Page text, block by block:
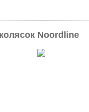
Noordline